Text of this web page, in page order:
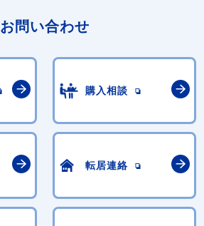
お問い合わせ
購入相談
転居連絡